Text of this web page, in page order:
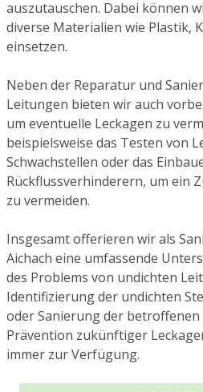
auszutauschen. Dabei können
diverse Materialien wie Plastik,
einsetzen.
Neben der Reparatur und
Leitungen bieten wir auch
um eventuelle Leckagen zu
beispielsweise das Testen von
Schwachstellen oder das
Rückflussverhinderern, um ein
zu vermeiden.
Insgesamt offerieren wir als
Aichach eine umfassende
des Problems von undichten
Identifizierung der undichten
oder Sanierung der
Prävention zukünftiger
immer zur Verfügung.